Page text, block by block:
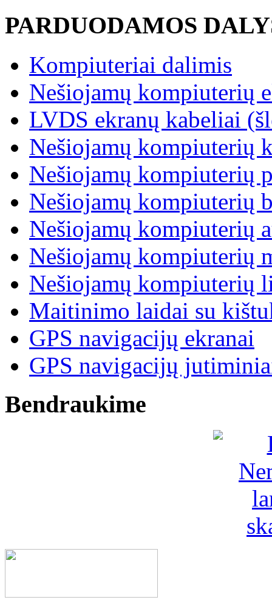
PARDUODAMOS
Kompiuteriai dalimis
Nešiojamų kompiuterių
LVDS ekranų kabeliai
Nešiojamų kompiuterių
Nešiojamų kompiuterių
Nešiojamų kompiuterių
Nešiojamų kompiuterių
Nešiojamų kompiuterių
Nešiojamų kompiuterių
Maitinimo laidai su
GPS navigacijų ekranai
GPS navigacijų
Bendraukime